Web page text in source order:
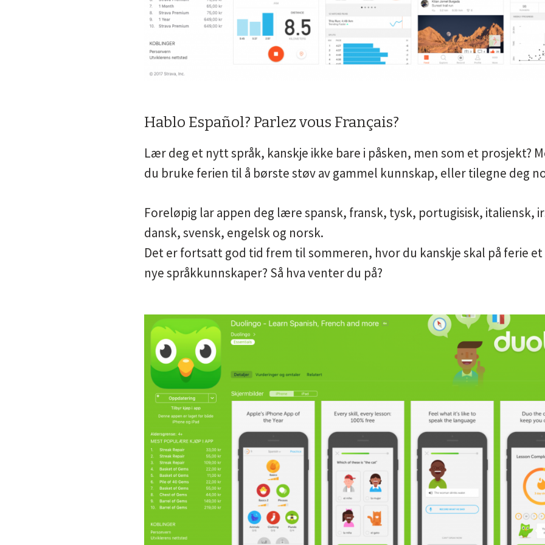
Hablo Español? Parlez vous Français?
Lær deg et nytt språk, kanskje ikke bare i påsken, men som et prosjekt?
du bruke ferien til å børste støv av gammel kunnskap, eller tilegne deg
Foreløpig lar appen deg lære spansk, fransk, tysk, portugisisk, italiensk,
dansk, svensk, engelsk og norsk.
Det er fortsatt god tid frem til sommeren, hvor du kanskje skal på ferie
nye språkkunnskaper? Så hva venter du på?